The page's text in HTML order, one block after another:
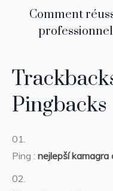
Comment
Pingbacks
Ping : nejlepší kamagra